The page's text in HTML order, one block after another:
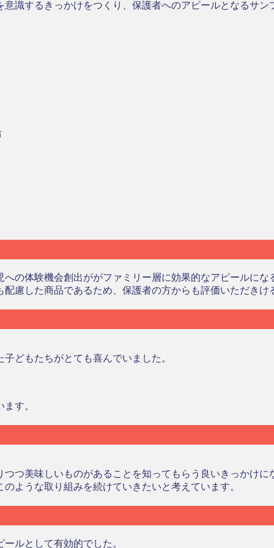
識するきっかけをつくり、保護者へのアピールとなるサン
の体験機会創出ががファミリー層に効果的なアピールに
慮した商品であるため、保護者の方からも評価いただきけ
どもたちがとても喜んでいました。
す。
つ美味しいものがあることを知ってもらう良いきっかけに
ような取り組みを続けていきたいと考えています。
ルとして有効的でした。